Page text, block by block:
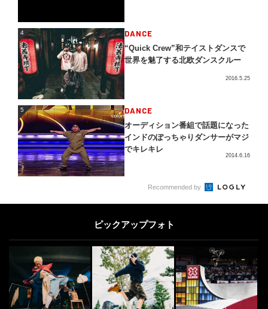
4 DANCE
“Quick Crew”和テイストダンスで
世界を魅了する北欧ダンスクルー
2016.5.25
5 DANCE
オーディション番組で話題になった
インドのぽっちゃりダンサーがマジ
でキレキレ
2014.6.16
OTHERS
【独占インタビュー】プロサーファ
SKATE
日本人選手勢が大躍動！「MoonPa
y X Games League 2026」...
7
Recommended by
ピックアップフォト